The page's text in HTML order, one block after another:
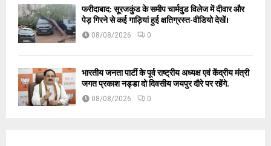
फरीदाबाद: सूरजकुंड के समीप चार्मवुड विलेज में दीवार और
पेड़ गिरने से कई गाड़ियां हुई क्षतिग्रस्त-वीडियो देखें।
08/08/2026 0
भारतीय जनता पार्टी के पूर्व राष्ट्रीय अध्यक्ष एवं केंद्रीय मंत्री
जगत प्रकाश नड्डा दो दिवसीय जयपुर दौरे पर रहेंगे.
08/08/2026 0